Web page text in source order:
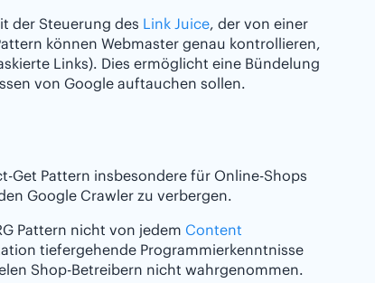
der Steuerung des Link Juice, der von einer
können Webmaster genau kontrollieren,
Links). Dies ermöglicht eine Bündelung
von Google auftauchen sollen.
Get Pattern insbesondere für Online-Shops
Google Crawler zu verbergen.
Pattern nicht von jedem Content
tiefergehende Programmierkenntnisse
Shop-Betreibern nicht wahrgenommen.